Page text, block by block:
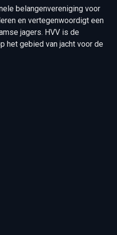
belangenvereniging voor
en vertegenwoordigt een
jagers. HVV is de
het gebied van jacht voor de